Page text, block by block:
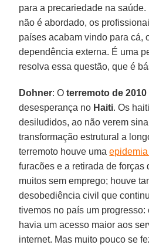
para a precariedade na
não é abordado, os
países acabam vindo para cá,
dependência externa. É uma
resolva essa questão, que é
Dohner: Oterremoto de 2010
desesperança no Haiti. Os
desiludidos, ao não verem
transformação estrutural a
terremoto houve uma
furacões e a retirada de forças
muitos sem emprego; houve
desobediência civil que
tivemos no país um progresso:
havia um acesso maior aos
internet. Mas muito pouco se